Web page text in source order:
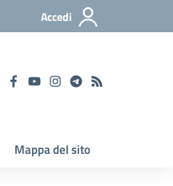
Accedi
Mappa del sito